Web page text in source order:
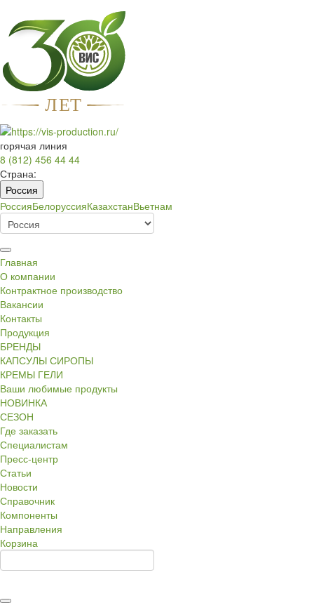
ЛЕТ
горячая линия
8 (812) 456 44 44
Страна:
Россия
РоссияБелоруссияКазахстанВьетнам
Главная
О компании
Контрактное производство
Вакансии
Контакты
Продукция
БРЕНДЫ
КАПСУЛЫ СИРОПЫ
КРЕМЫ ГЕЛИ
Ваши любимые продукты
НОВИНКА
СЕЗОН
Где заказать
Специалистам
Пресс-центр
Статьи
Новости
Справочник
Компоненты
Направления
Корзина